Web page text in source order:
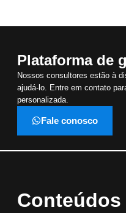
Plataforma de
Nossos consultores estão à
ajudá-lo. Entre em contato
personalizada.
Fale conosco
Conteúdos